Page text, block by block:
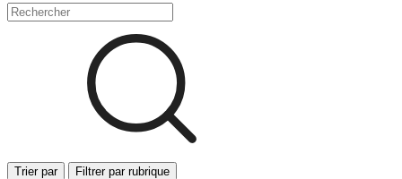
Trier par Filtrer par rubrique